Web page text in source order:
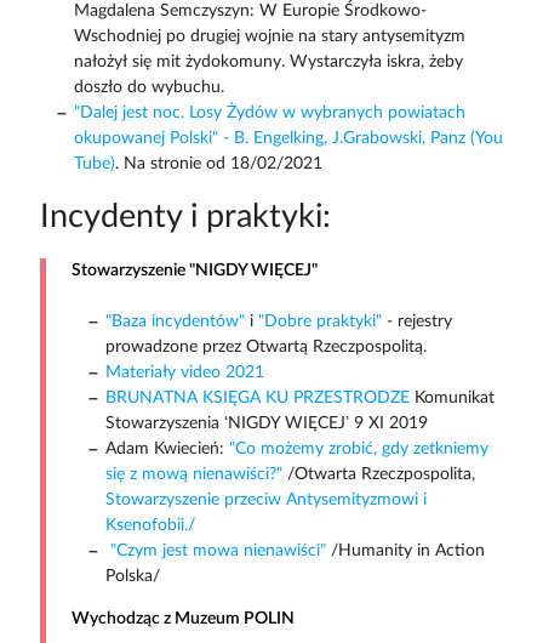
Magdalena Semczyszyn: W Europie Środkowo-
Wschodniej po drugiej wojnie na stary antysemityzm
nałożył się mit żydokomuny. Wystarczyła iskra, żeby
doszło do wybuchu.
"Dalej jest noc. Losy Żydów w wybranych powiatach
okupowanej Polski" - B. Engelking, J.Grabowski, Panz (You
Tube). Na stronie od 18/02/2021
Incydenty i praktyki:
Stowarzyszenie "NIGDY WIĘCEJ"
"Baza incydentów"i "Dobre praktyki"- rejestry
prowadzone przez Otwartą Rzeczpospolitą.
Materiały video 2021
BRUNATNA KSIĘGA KU PRZESTRODZEKomunikat
Stowarzyszenia ‘NIGDY WIĘCEJ’ 9 XI 2019
Adam Kwiecień: "Co możemy zrobić, gdy zetkniemy
się z mową nienawiści?" /Otwarta Rzeczpospolita,
Stowarzyszenie przeciw Antysemityzmowi i
Ksenofobii./
"Czym jest mowa nienawiści" /Humanity in Action
Polska/
Wychodząc z Muzeum POLIN